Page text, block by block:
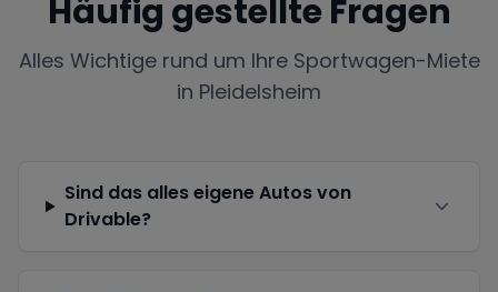
Häufig gestellte Fragen
Alles Wichtige rund um Ihre Sportwagen-Miete
in Pleidelsheim
Sind das alles eigene Autos von
Drivable?